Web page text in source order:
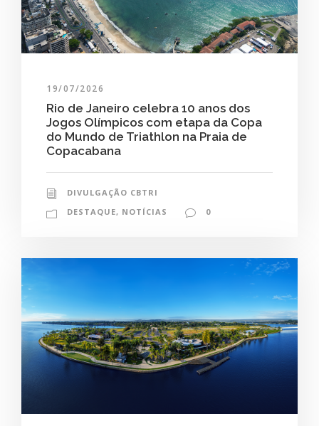
19/07/2026
Rio de Janeiro celebra 10 anos dos
Jogos Olímpicos com etapa da Copa
do Mundo de Triathlon na Praia de
Copacabana
DIVULGAÇÃO CBTRI
DESTAQUE, NOTÍCIAS 0